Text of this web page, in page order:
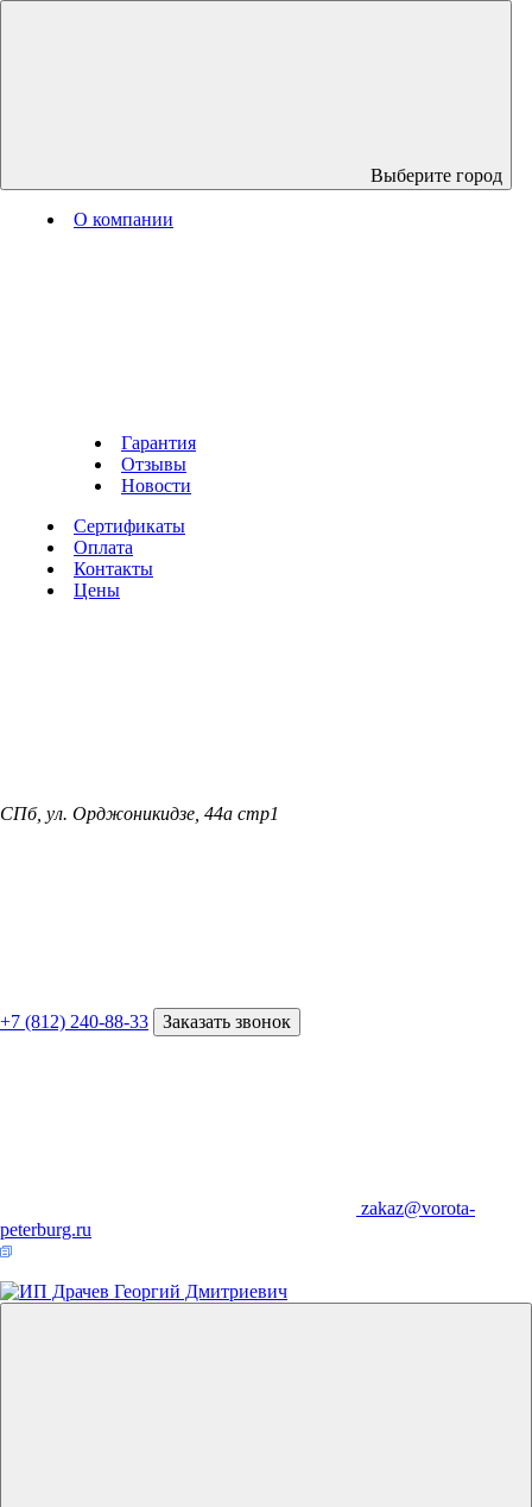
Выберите город
О компании
Гарантия
Отзывы
Новости
Сертификаты
Оплата
Контакты
Цены
СПб, ул. Орджоникидзе, 44а стр1
+7 (812) 240-88-33 Заказать звонок
zakaz@vorota-
peterburg.ru